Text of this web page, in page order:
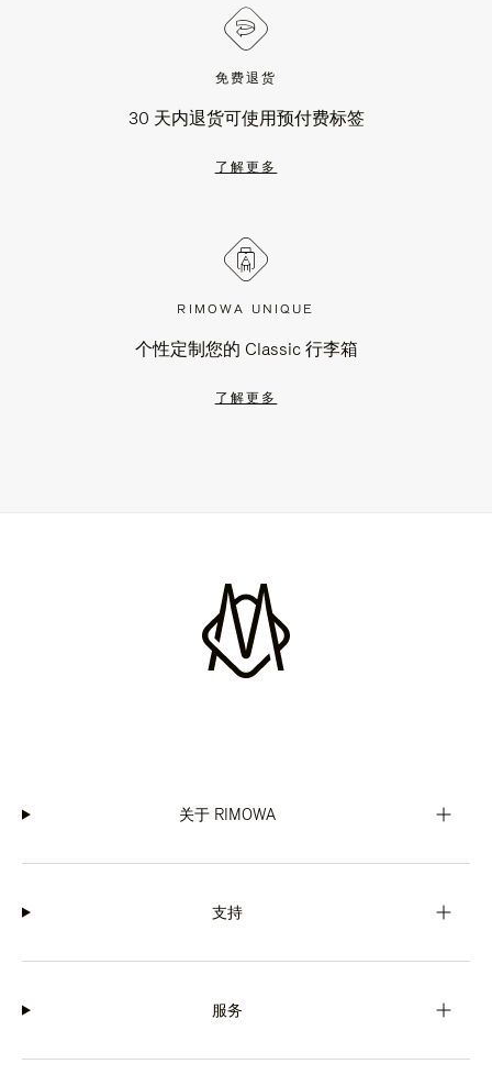
免费退货
30 天内退货可使用预付费标签
了解更多
RIMOWA UNIQUE
个性定制您的 Classic 行李箱
了解更多
关于 RIMOWA
支持
服务